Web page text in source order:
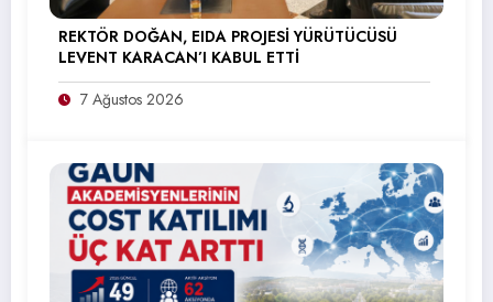
REKTÖR DOĞAN, EIDA PROJESİ YÜRÜTÜCÜSÜ
LEVENT KARACAN’I KABUL ETTİ
7 Ağustos 2026